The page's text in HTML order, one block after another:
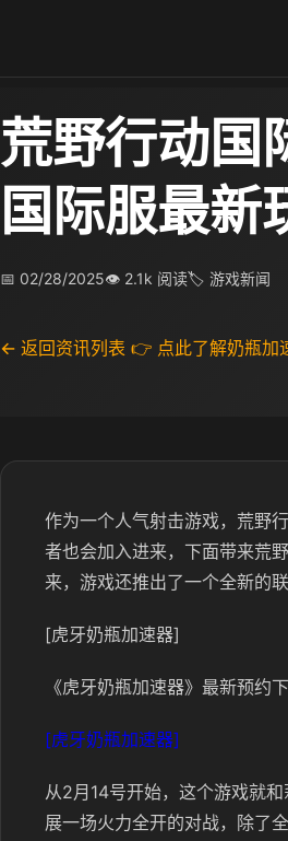
荒野行动国
国际服最新
📅 02/28/2025👁 2.1k 阅读🏷 游戏新闻
← 返回资讯列表 👉 点此了解奶瓶加
作为一个人气射击游戏，荒野
者也会加入进来，下面带来荒
来，游戏还推出了一个全新的
[虎牙奶瓶加速器]
《虎牙奶瓶加速器》最新预约
[虎牙奶瓶加速器]
从2月14号开始，这个游戏就和
展一场火力全开的对战，除了